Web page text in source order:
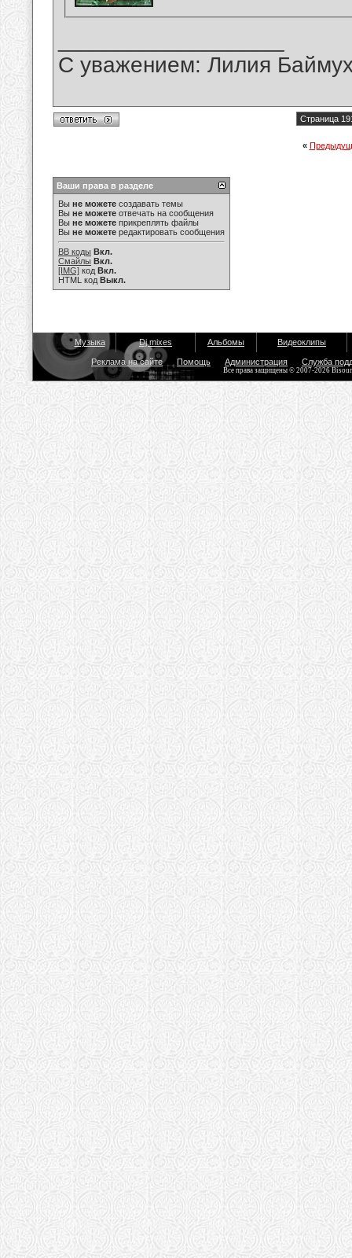
С уважением: Лилия
Страница
«
Ваши права в разделе
Вы не можете создавать темы
Вы не можете отвечать на сообщения
Вы не можете прикреплять файлы
Вы не можете редактировать сообщения
BB коды Вкл.
Смайлы Вкл.
[IMG] код Вкл.
HTML код Выкл.
Музыка Dj mixes Альбомы Видеоклипы
Реклама на сайте Помощь Администрация Служба
Все права защищены © 2007-2026